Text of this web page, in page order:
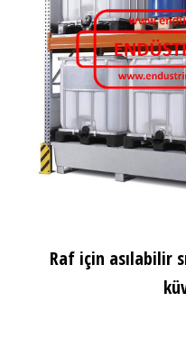
Raf için asılabilir